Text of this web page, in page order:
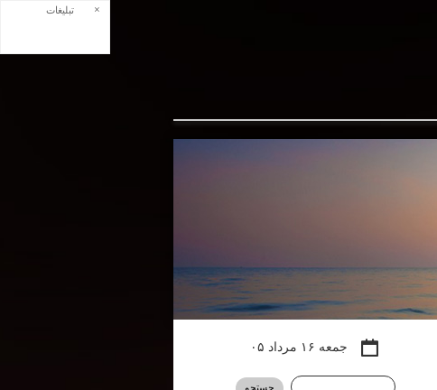
جمعه ۱۶ مرداد ۰۵
تبلیغات ×